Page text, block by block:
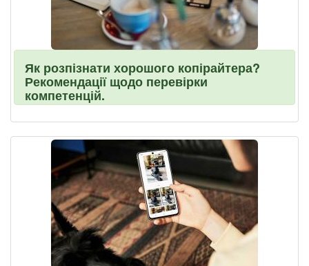
Як розпізнати хорошого копірайтера?
Рекомендації щодо перевірки
компетенцій.